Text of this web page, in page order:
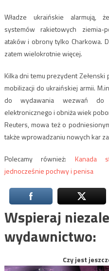
Władze ukraińskie alarmują,
systemów rakietowych
ataków i obrony tylko Charkowa.
zatem wielokrotnie więcej.
Kilka dni temu prezydent Zełenski
mobilizacji do ukraińskiej armii.
do wydawania wezwań
elektronicznego i obniża wiek
Reuters, mowa też o
także wprowadzaniu nowych kar
Polecamy również: Kanada
jednocześnie pochwy i penisa
Wspieraj
wydawnictwo:
Czy jest